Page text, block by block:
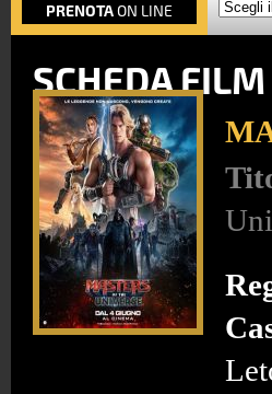
PRENOTAON LINE
SCHEDA FILM